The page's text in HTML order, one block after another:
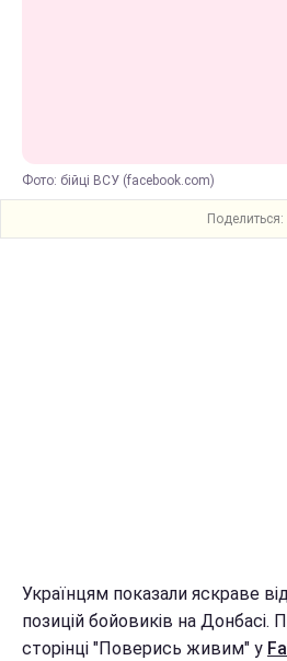
Фото: бійці ВСУ (facebook.com)
Поделиться:
Українцям показали яскраве
позицій бойовиків на Донбасі.
сторінці "Поверись живим" у